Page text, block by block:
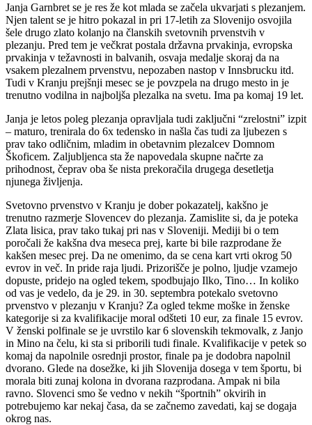
Janja Garnbret se je res že kot mlada se začela ukvarjati s plezanjem.
Njen talent se je hitro pokazal in pri 17-letih za Slovenijo osvojila
šele drugo zlato kolanjo na članskih svetovnih prvenstvih v
plezanju. Pred tem je večkrat postala državna prvakinja, evropska
prvakinja v težavnosti in balvanih, osvaja medalje skoraj da na
vsakem plezalnem prvenstvu, nepozaben nastop v Innsbrucku itd.
Tudi v Kranju prejšnji mesec se je povzpela na drugo mesto in je
trenutno vodilna in najboljša plezalka na svetu. Ima pa komaj 19 let.
Janja je letos poleg plezanja opravljala tudi zaključni “zrelostni” izpit
– maturo, trenirala do 6x tedensko in našla čas tudi za ljubezen s
prav tako odličnim, mladim in obetavnim plezalcev Domnom
Škoficem. Zaljubljenca sta že napovedala skupne načrte za
prihodnost, čeprav oba še nista prekoračila drugega desetletja
njunega življenja.
Svetovno prvenstvo v Kranju je dober pokazatelj, kakšno je
trenutno razmerje Slovencev do plezanja. Zamislite si, da je poteka
Zlata lisica, prav tako tukaj pri nas v Sloveniji. Mediji bi o tem
poročali že kakšna dva meseca prej, karte bi bile razprodane že
kakšen mesec prej. Da ne omenimo, da se cena kart vrti okrog 50
evrov in več. In pride raja ljudi. Prizorišče je polno, ljudje vzamejo
dopuste, pridejo na ogled tekem, spodbujajo Ilko, Tino… In koliko
od vas je vedelo, da je 29. in 30. septembra potekalo svetovno
prvenstvo v plezanju v Kranju? Za ogled tekme moške in ženske
kategorije si za kvalifikacije moral odšteti 10 eur, za finale 15 evrov.
V ženski polfinale se je uvrstilo kar 6 slovenskih tekmovalk, z Janjo
in Mino na čelu, ki sta si priborili tudi finale. Kvalifikacije v petek so
komaj da napolnile osrednji prostor, finale pa je dodobra napolnil
dvorano. Glede na dosežke, ki jih Slovenija dosega v tem športu, bi
morala biti zunaj kolona in dvorana razprodana. Ampak ni bila
ravno. Slovenci smo še vedno v nekih “športnih” okvirih in
potrebujemo kar nekaj časa, da se začnemo zavedati, kaj se dogaja
okrog nas.